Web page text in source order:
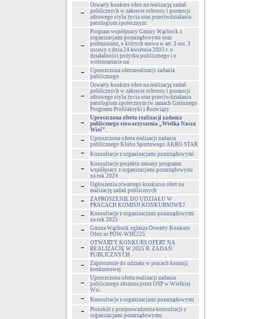
Otwarty konkurs ofert na realizację zadań
publicznych w zakresie ochrony i promocji
zdrowego stylu życia oraz przeciwdziałania
patologiom społecznym
Program współpracy Gminy Wąchock z
organizacjami pozarządowymi oraz
podmiotami, o których mowa w art. 3 ust. 3
ustawy z dnia 24 kwietnia 2003 r. o
działalności pożytku publicznego i o
wolontariacie na
Uproszczona ofertarealizacji zadania
publicznego
Otwarty konkurs ofert na realizację zadań
publicznych w zakresie ochrony i promocji
zdrowego stylu życia oraz przeciwdziałania
patologiom społecznym (w ramach Gminnego
Programu Profilaktyki i Rozwiązy
Uproszczona oferta realizacji zadania
publicznego stowarzyszenia „Wielka Nasza
Wieś”.
Uproszczona oferta realizacji zadania
publicznego Klubu Sportowego AKRO STAR
Konsultacje z organizacjami pozarządowymi
Konsultacje projektu zmiany programu
współpracy z organizacjami pozarządowymi
na rok 2024
Ogłoszenia otwartego konkursu ofert na
realizację zadań publicznych
ZAPROSZENIE DO UDZIAŁU W
PRACACH KOMISJI KONKURSOWEJ
Konsultacje z organizacjami pozarządowymi
na rok 2025
Gmina Wąchock ogłasza Otwarty Konkurs
Ofert nr POW-WHC/25
OTWARTY KONKURS OFERT NA
REALIZACJĘ W 2025 R. ZADAŃ
PUBLICZNYCH
Zaproszenie do udziału w pracach komisji
konkursowej
Uproszczona oferta realizacji zadania
publicznego złożona przez OSP w Wielkiej
Wsi.
Konsultacje z organizacjami pozarządowymi
Protokół z przeprowadzenia konsultacji z
organizacjami pozarządowymu